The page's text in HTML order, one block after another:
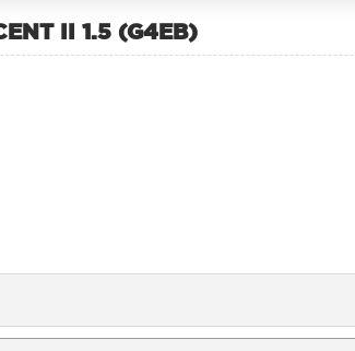
II 1.5 (G4EB)